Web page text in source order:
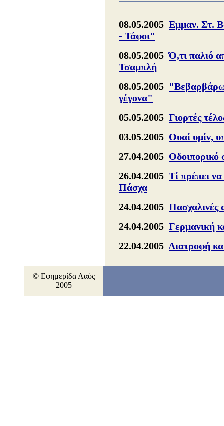
08.05.2005 Εμμαν. Στ.
- Τάφοι"
08.05.2005Ό,τι παλιό
Τσαμπλή
08.05.2005
γέγονα"
05.05.2005 Γιορτές
03.05.2005 Ουαί υμίν,
27.04.2005
26.04.2005 Τί πρέπει
Πάσχα
24.04.2005 Πασχαλινές
24.04.2005 Γερμανική
22.04.2005 Διατροφή
© Εφημερίδα Λαός
2005